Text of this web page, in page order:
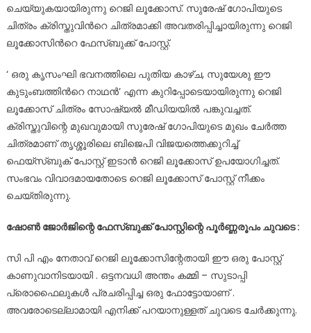
ചെയ്യുകയായിരുന്നു റെജി ലൂക്കോസ്. സുരേഷ് ഗോപിയുടെ
ചിത്രം ക്രിസ്തുവിന്‍റെ ചിത്രമാക്കി അവതരിപ്പിച്ചായിരുന്നു റെജി
ലൂക്കോസിന്‍റെ ഫേസ്ബുക്ക് പോസ്റ്റ്.
‘ ഒരു കൃസംഘി ഭവനത്തിലെ പുതിയ കാഴ്ച, സുയേശു ഈ
കുടുംബത്തിന്‍റെ നാഥൻ’ എന്ന കുറിപ്പോടെയായിരുന്നു റെജി
ലൂക്കോസ് ചിത്രം സോഷ്യൽ മീഡിയയിൽ പങ്കുവച്ചത്.
ക്രിസ്തുവിന്റെ മുഖവുമായി സുരേഷ് ഗോപിയുടെ മുഖം ചേർത്ത
ചിത്രമാണ് തൃശ്ശൂരിലെ ബിജെപി വിജയത്തെക്കുറിച്ച്
ഫെയ്സ്ബുക് പോസ്റ്റ് ഇടാൻ റെജി ലൂക്കോസ് ഉപയോഗിച്ചത്.
സംഭവം വിവാദമായതോടെ റെജി ലൂക്കോസ് പോസ്റ്റ് നീക്കം
ചെയ്തിരുന്നു.
ഷോൺ ജോർജിന്റെ ഫേസ്ബുക്ക് പോസ്റ്റിന്റെ പൂർണ്ണരൂപം ചുവടെ :
സി പി എം നേതാവ് റെജി ലൂക്കോസിന്റേതായി ഈ ഒരു പോസ്റ്റ്
കാണുവാനിടയായി . ഒട്ടനവധി അന്തം കമ്മി – സുടാപ്പി
പ്രൊഫൈലുകൾ പ്രചരിപ്പിച്ച ഒരു ഫോട്ടോയാണ് .
അവരോടെല്ലാമായി എനിക്ക് പറയാനുള്ളത് ചുവടെ ചേർക്കുന്നു.